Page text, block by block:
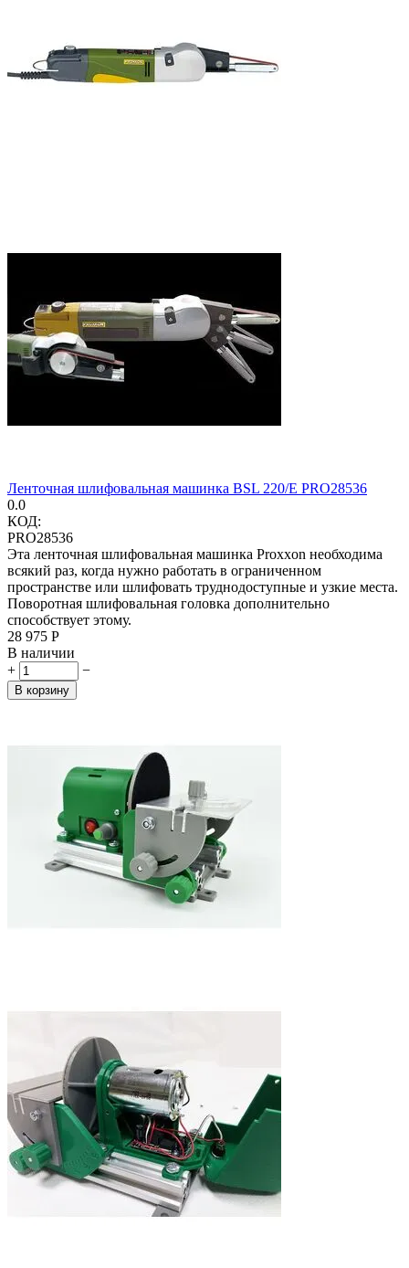
Ленточная шлифовальная машинка BSL 220/E PRO28536
0.0
КОД:
PRO28536
Эта ленточная шлифовальная машинка Proxxon необходима
всякий раз, когда нужно работать в ограниченном
пространстве или шлифовать труднодоступные и узкие места.
Поворотная шлифовальная головка дополнительно
способствует этому.
28 975 Р
В наличии
+
−
В корзину